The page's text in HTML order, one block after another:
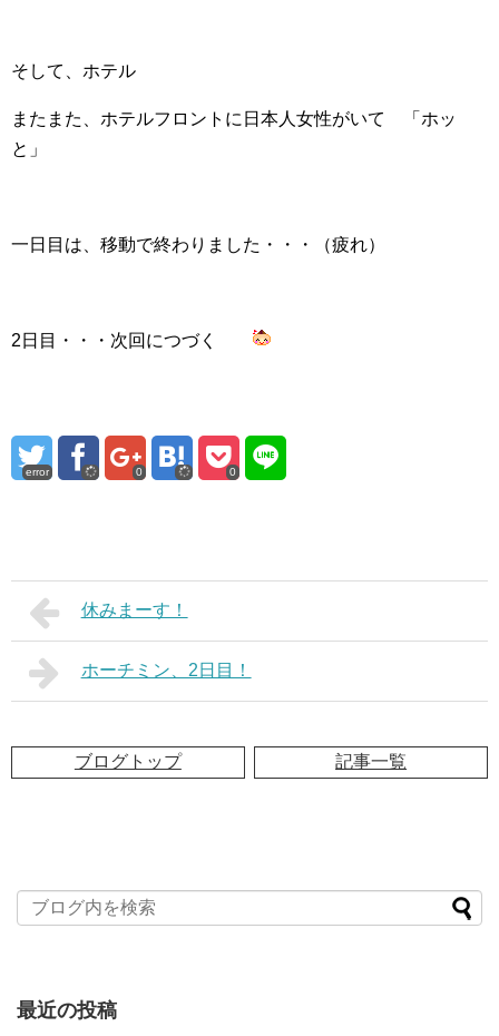
そして、ホテル
またまた、ホテルフロントに日本人女性がいて 「ホッ
と」
一日目は、移動で終わりました・・・（疲れ）
2日目・・・次回につづく
error 0 0
休みまーす！
ホーチミン、2日目！
ブログトップ 記事一覧
最近の投稿